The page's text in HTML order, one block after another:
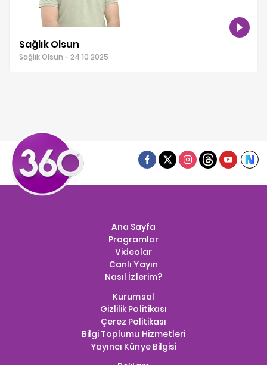
Sağlık Olsun
Sağlık Olsun - 24 10 2025
Ana Sayfa
Programlar
Videolar
Canlı Yayın
Nasıl İzlerim?
Kurumsal
Gizlilik Politikası
Çerez Politikası
Bilgi Toplumu Hizmetleri
Yayıncı Künye Bilgisi